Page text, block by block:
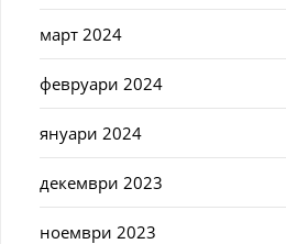
март 2024
февруари 2024
януари 2024
декември 2023
ноември 2023